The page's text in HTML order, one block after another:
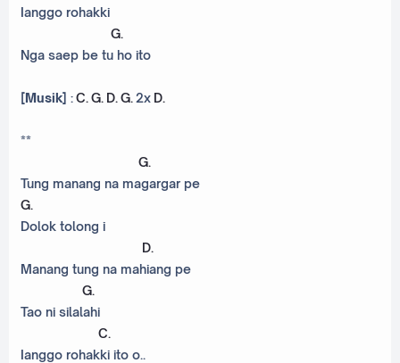
Ianggo rohakki
G.
Nga saep be tu ho ito
[Musik] :C. G. D. G. 2x D.
**
G.
Tung manang na magargar pe
G.
Dolok tolong i
D.
Manang tung na mahiang pe
G.
Tao ni silalahi
C.
Ianggo rohakki ito o..